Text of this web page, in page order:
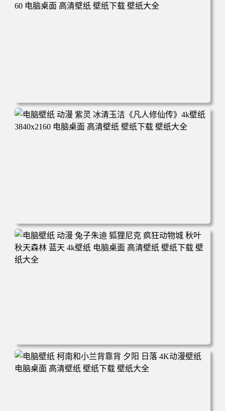
年回忆 荷塘荷叶 蜡笔小新 电脑桌面 高清壁纸 壁纸下载 壁
电脑壁纸 动漫 凡人修仙传 韩立 结婴 4k壁纸 3840x2160 电
脑桌面 高清壁纸 壁纸下载 壁纸大全
电脑壁纸 动漫 紫灵 冰清玉洁《凡人修仙传》4k壁纸 3840x2
160 电脑桌面 高清壁纸 壁纸下载 壁纸大全
电脑壁纸 动漫 兔子朱迪 狐狸尼克 疯狂动物城 秋叶 秋天森
林 蓝天 4k壁纸 电脑桌面 高清壁纸 壁纸下载 壁纸大全